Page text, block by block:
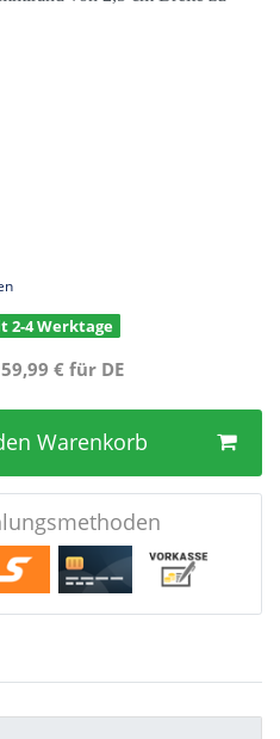
2-4 Werktage
€ für DE
Warenkorb